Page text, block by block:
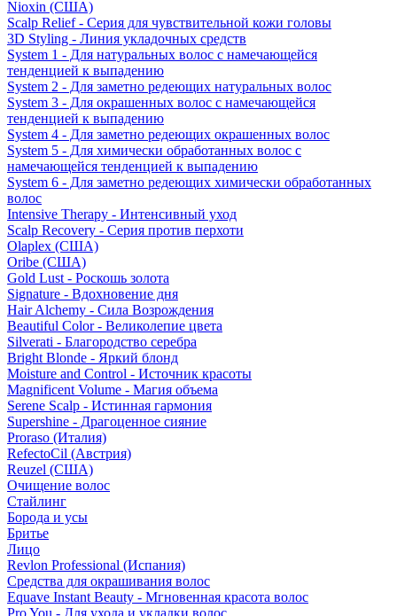
Nioxin (США)
Scalp Relief - Серия для чувствительной кожи головы
3D Styling - Линия укладочных средств
System 1 - Для натуральных волос с намечающейся
тенденцией к выпадению
System 2 - Для заметно редеющих натуральных волос
System 3 - Для окрашенных волос с намечающейся
тенденцией к выпадению
System 4 - Для заметно редеющих окрашенных волос
System 5 - Для химически обработанных волос с
намечающейся тенденцией к выпадению
System 6 - Для заметно редеющих химически обработанных
волос
Intensive Therapy - Интенсивный уход
Scalp Recovery - Серия против перхоти
Olaplex (США)
Oribe (США)
Gold Lust - Роскошь золота
Signature - Вдохновение дня
Hair Alchemy - Сила Возрождения
Beautiful Color - Великолепие цвета
Silverati - Благородство серебра
Bright Blonde - Яркий блонд
Moisture and Control - Источник красоты
Magnificent Volume - Магия объема
Serene Scalp - Истинная гармония
Supershine - Драгоценное сияние
Proraso (Италия)
RefectoCil (Австрия)
Reuzel (США)
Очищение волос
Стайлинг
Борода и усы
Бритье
Лицо
Revlon Professional (Испания)
Средства для окрашивания волос
Equave Instant Beauty - Мгновенная красота волос
Pro You - Для ухода и укладки волос